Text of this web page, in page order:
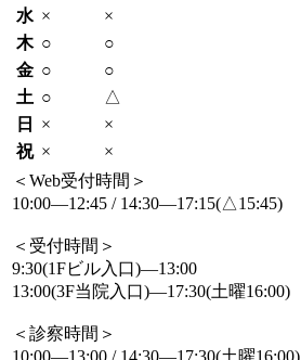
水 ×
×
木 ○
○
金 ○
○
土 ○
△
日
×
×
祝 ×
×
＜Web受付時間＞
10:00―12:45 / 14:30―17:15(△15:45)
＜受付時間＞
9:30(1Fビル入口)―13:00
13:00(3F当院入口)―17:30(土曜16:00)
＜診察時間＞
10:00―13:00 / 14:30―17:30(土曜16:00)